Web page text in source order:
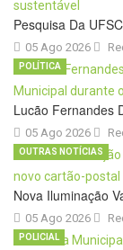
Pesquisa Da
05 Ago 2026
Lucão Fernandes
05 Ago 2026
POLÍTICA
Nova Iluminação
05 Ago 2026
OUTRAS NOTÍCIAS
POLICIAL